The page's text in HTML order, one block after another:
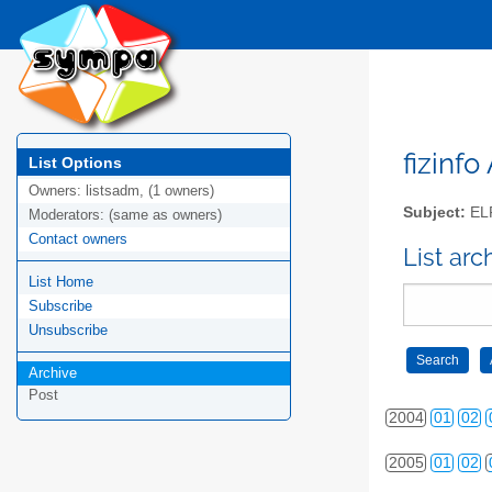
List Options
Owners: listsadm, (1 owners)
Moderators: (same as owners)
Contact owners
List Home
Subscribe
Unsubscribe
Archive
Post
fizinfo
Subject:
List
2001 01 02
2002 01 02
2003 01 02
2004 01 02
2005 01 02